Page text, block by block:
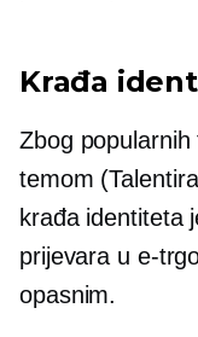
Krađa
Zbog
temom
krađa identiteta
prijevara u e-
opasnim.